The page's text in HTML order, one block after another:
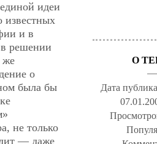
идеи
известных
и в
в решении
же
о
была бы
не только
— даже
О
Дата